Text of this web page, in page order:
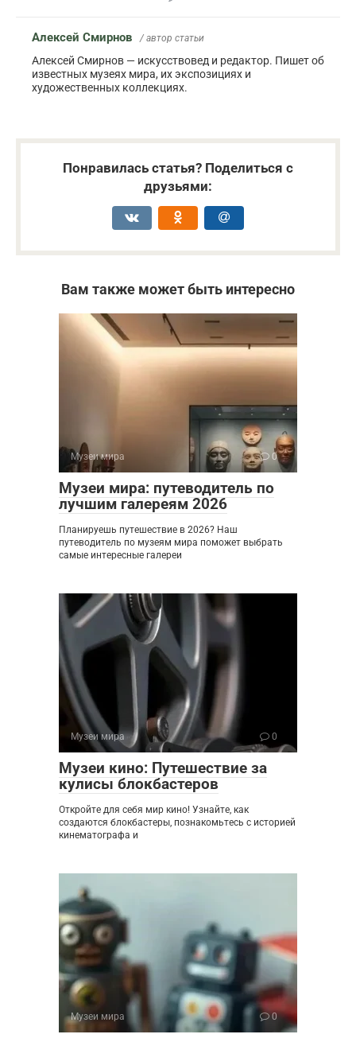
Алексей Смирнов / автор статьи
Алексей Смирнов — искусствовед и редактор. Пишет об
известных музеях мира, их экспозициях и
художественных коллекциях.
Понравилась статья? Поделиться с
друзьями:
Вам также может быть интересно
Музеи мира 0
Музеи мира: путеводитель по
лучшим галереям 2026
Планируешь путешествие в 2026? Наш
путеводитель по музеям мира поможет выбрать
самые интересные галереи
Музеи мира 0
Музеи кино: Путешествие за
кулисы блокбастеров
Откройте для себя мир кино! Узнайте, как
создаются блокбастеры, познакомьтесь с историей
кинематографа и
Музеи мира 0